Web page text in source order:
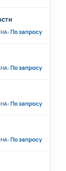
По запросу
По запросу
По запросу
По запросу